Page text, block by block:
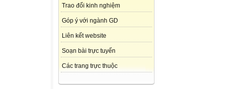
Trao đổi kinh nghiệm
Góp ý với ngành GD
Liên kết website
Soạn bài trực tuyến
Các trang trực thuộc